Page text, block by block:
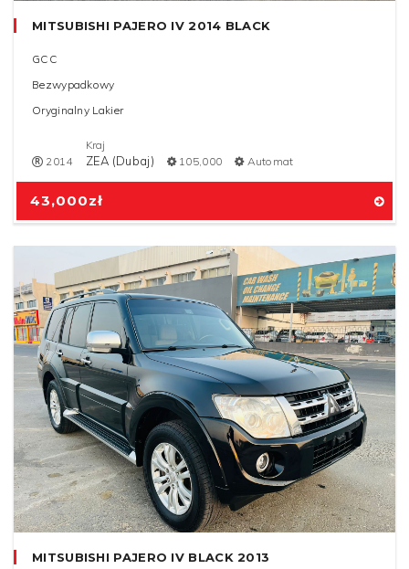
43,000zł
MITSUBISHI PAJERO IV 2014 BLACK
GCC
Bezwypadkowy
Oryginalny Lakier
2014
Kraj
ZEA (Dubaj) 105,000 Automat
MITSUBISHI PAJERO IV BLACK 2013